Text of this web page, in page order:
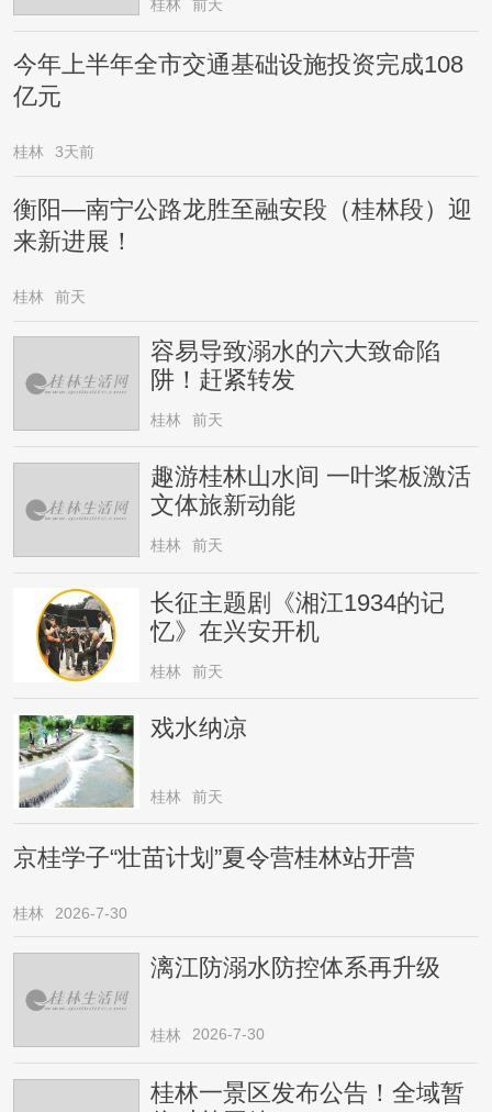
桂林 前天
今年上半年全市交通基础设施投资完成108
亿元
桂林 3天前
衡阳—南宁公路龙胜至融安段（桂林段）迎
来新进展！
桂林 前天
容易导致溺水的六大致命陷
阱！赶紧转发
桂林 前天
趣游桂林山水间 一叶桨板激活
文体旅新动能
桂林 前天
长征主题剧《湘江1934的记
忆》在兴安开机
桂林 前天
戏水纳凉
桂林 前天
京桂学子“壮苗计划”夏令营桂林站开营
桂林 2026-7-30
漓江防溺水防控体系再升级
桂林 2026-7-30
桂林一景区发布公告！全域暂